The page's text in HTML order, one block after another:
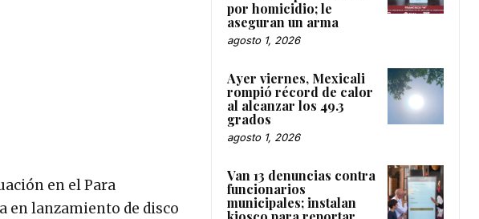
en el Para
en lanzamiento de disco
por homicidio; le
aseguran un arma
agosto 1, 2026
Ayer viernes, Mexicali
rompió récord de calor
al alcanzar los 49.3
grados
agosto 1, 2026
Van 13 denuncias contra
funcionarios
municipales; instalan